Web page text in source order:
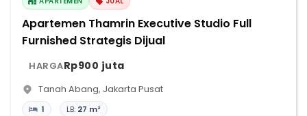
Apartemen Thamrin Executive Studio Full
Furnished Strategis Dijual
HARGARp900 juta
Tanah Abang, Jakarta Pusat
1 LB: 27 m²